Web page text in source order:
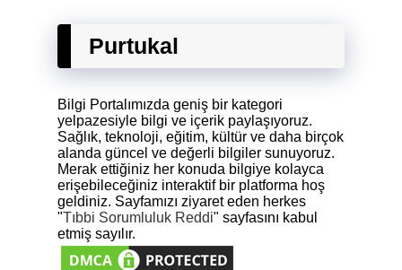
Purtukal
Bilgi Portalımızda geniş bir kategori
yelpazesiyle bilgi ve içerik paylaşıyoruz.
Sağlık, teknoloji, eğitim, kültür ve daha birçok
alanda güncel ve değerli bilgiler sunuyoruz.
Merak ettiğiniz her konuda bilgiye kolayca
erişebileceğiniz interaktif bir platforma hoş
geldiniz. Sayfamızı ziyaret eden herkes
"Tıbbi Sorumluluk Reddi" sayfasını kabul
etmiş sayılır.